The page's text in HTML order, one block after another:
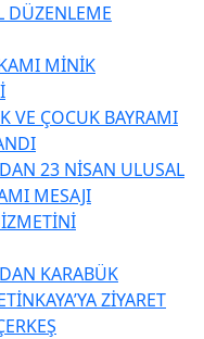
DÜZENLEME
MİNİK
VE ÇOCUK BAYRAMI
23 NİSAN ULUSAL
MESAJI
KARABÜK
ZİYARET